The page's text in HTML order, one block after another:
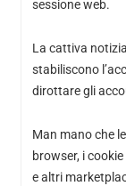
sessione web.
La cattiva
stabiliscono
dirottare gli
Man mano che
browser, i
e altri